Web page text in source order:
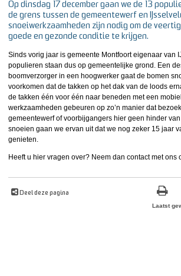
Op dinsdag 17 december gaan we de 13
de grens tussen de gemeentewerf en
snoeiwerkzaamheden zijn nodig om de
goede en gezonde conditie te krijgen.
Sinds vorig jaar is gemeente Montfoort eigenaar van
populieren staan dus op gemeentelijke grond. Een
boomverzorger in een hoogwerker gaat de bomen
voorkomen dat de takken op het dak van de loods
de takken één voor één naar beneden met een
werkzaamheden gebeuren op zo’n manier dat
gemeentewerf of voorbijgangers hier geen hinder
snoeien gaan we ervan uit dat we nog zeker 15 jaar
genieten.
Heeft u hier vragen over? Neem dan contact met ons
Deel deze pagina
Laatst